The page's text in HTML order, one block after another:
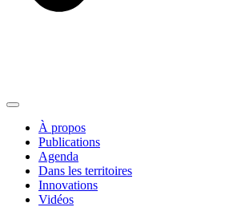
À propos
Publications
Agenda
Dans les territoires
Innovations
Vidéos